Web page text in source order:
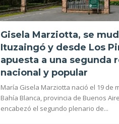
Gisela Marziotta, se
Ituzaingó y desde Los
apuesta a una segunda
nacional y popular
María Gisela Marziotta nació el 19 de
Bahía Blanca, provincia de Buenos
encabezó el segundo plenario de...